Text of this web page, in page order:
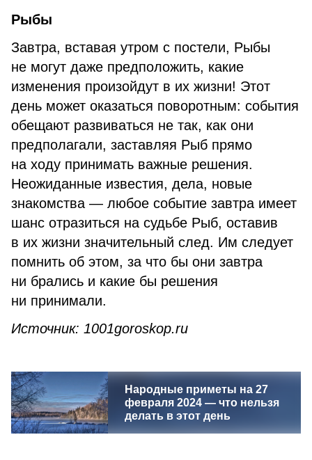
Рыбы
Завтра, вставая утром с постели, Рыбы
не могут даже предположить, какие
изменения произойдут в их жизни! Этот
день может оказаться поворотным: события
обещают развиваться не так, как они
предполагали, заставляя Рыб прямо
на ходу принимать важные решения.
Неожиданные известия, дела, новые
знакомства — любое событие завтра имеет
шанс отразиться на судьбе Рыб, оставив
в их жизни значительный след. Им следует
помнить об этом, за что бы они завтра
ни брались и какие бы решения
ни принимали.
Источник: 1001goroskop.ru
Народные приметы на 27
февраля 2024 — что нельзя
делать в этот день